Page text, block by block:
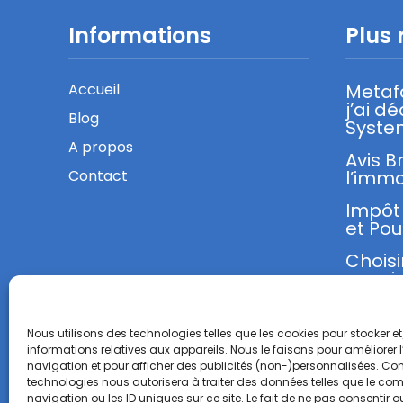
Nous utilisons des technologies telles que les cookies pour stocker
informations relatives aux appareils. Nous le faisons pour améliorer
navigation et pour afficher des publicités (non-)personnalisées.
technologies nous autorisera à traiter des données telles que le
navigation ou les ID uniques sur ce site. Le fait de ne pas consentir
Informations
Accueil
Blog
A propos
Contact
Plus
j’ai
Avis
et
sa